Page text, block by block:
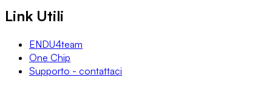
Link Utili
ENDU4team
One Chip
Supporto - contattaci